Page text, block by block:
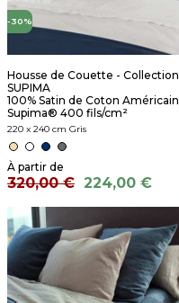
-30%
Housse de Couette - Collection
SUPIMA
100% Satin de Coton Américain
Supima® 400 fils/cm²
220 x 240 cm Gris
320,00 € 224,00 €